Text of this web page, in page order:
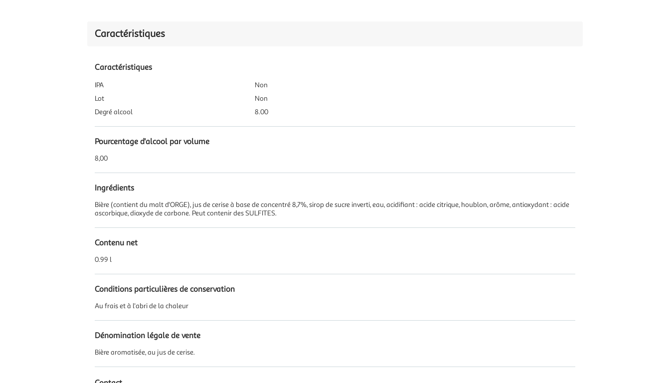
Caractéristiques
Caractéristiques
IPA
Non
Lot
Non
Degré alcool
8.00
Pourcentage d'alcool par volume
8,00
Ingrédients
Bière (contient du malt d'ORGE), jus de cerise à base de concentré 8,7%, sirop de sucre inverti, eau, acidifiant : acide citrique, houblon, arôme, antioxydant : acide
ascorbique, dioxyde de carbone. Peut contenir des SULFITES.
Contenu net
0.99 l
Conditions particulières de conservation
Au frais et à l'abri de la chaleur
Dénomination légale de vente
Bière aromatisée, au jus de cerise.